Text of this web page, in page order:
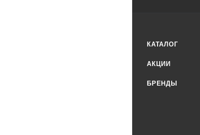
КАТАЛОГ
АКЦИИ
БРЕНДЫ